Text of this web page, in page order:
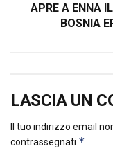
APRE A ENNA
BOSNIA
LASCIA UN
Il tuo indirizzo email
contrassegnati *